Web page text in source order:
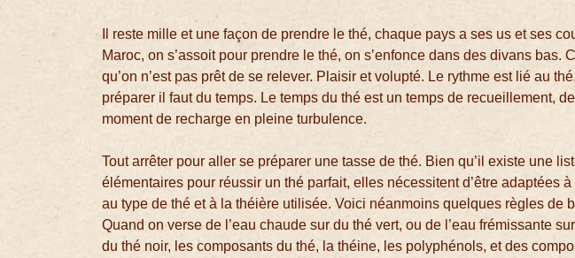
Il reste mille et une façon de prendre le thé, chaque pays a ses us et ses
Maroc, on s’assoit pour prendre le thé, on s’enfonce dans des divans bas.
qu’on n’est pas prêt de se relever. Plaisir et volupté. Le rythme est lié au
préparer il faut du temps. Le temps du thé est un temps de recueillement,
moment de recharge en pleine turbulence.
Tout arrêter pour aller se préparer une tasse de thé. Bien qu’il existe une
élémentaires pour réussir un thé parfait, elles nécessitent d’être adaptées
au type de thé et à la théière utilisée. Voici néanmoins quelques règles de
Quand on verse de l’eau chaude sur du thé vert, ou de l’eau frémissante
du thé noir, les composants du thé, la théine, les polyphénols, et des